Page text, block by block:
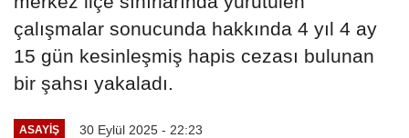
çalışmalar sonucunda hakkında 4 yıl 4 ay
15 gün kesinleşmiş hapis cezası bulunan
bir şahsı yakaladı.
ASAYIŞ 30 Eylül 2025 - 22:23